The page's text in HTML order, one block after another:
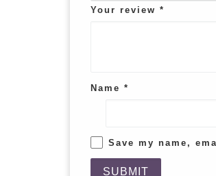
Your review *
Name *
Save my name,